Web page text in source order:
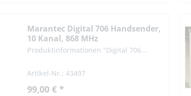
Marantec Digital 706 Handsender,
10 Kanal, 868 MHz
Produktinformationen "Digital 706...
Artikel-Nr.: 43497
99,00 € *